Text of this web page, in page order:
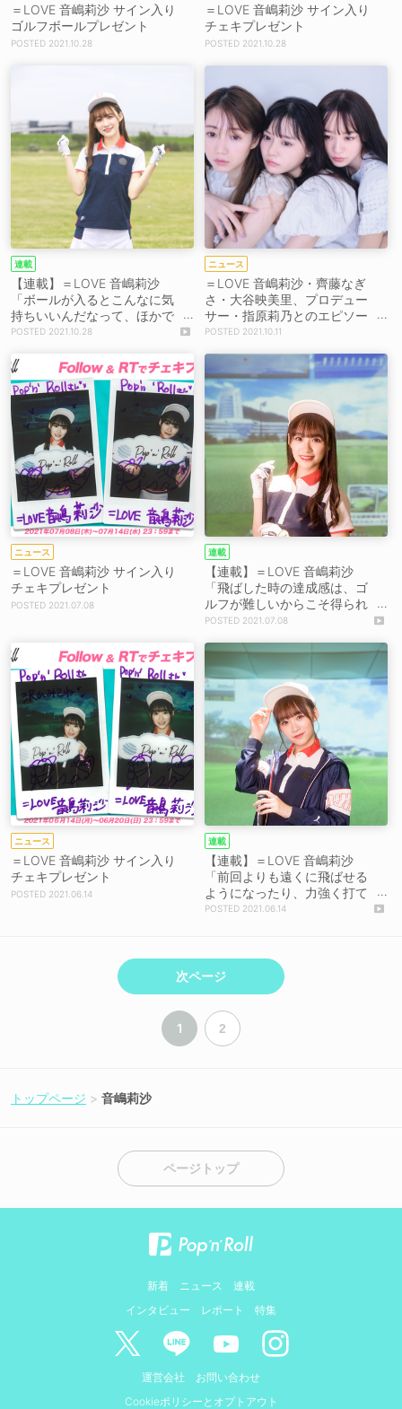
＝LOVE 音嶋莉沙 サイン入り
ゴルフボールプレゼント
2021.10.28
＝LOVE 音嶋莉沙 サイン入り
チェキプレゼント
2021.10.28
連載
【連載】＝LOVE 音嶋莉沙
「ボールが入るとこんなに気
持ちいいんだなって、ほかで
は味わえない喜びがありまし
ュー編
2021.10.28
ニュース
＝LOVE 音嶋莉沙・齊藤なぎ
さ・大谷映美里、プロデュー
サー・指原莉乃とのエピソー
ドを明かす「指原さんのアド
す」『ar』登場
2021.10.11
ニュース
＝LOVE 音嶋莉沙 サイン入り
チェキプレゼント
2021.07.08
連載
【連載】＝LOVE 音嶋莉沙
「飛ばした時の達成感は、ゴ
ルフが難しいからこそ得られ
るもの」シミュレーションコ
2021.07.08
ニュース
＝LOVE 音嶋莉沙 サイン入り
チェキプレゼント
2021.06.14
連載
【連載】＝LOVE 音嶋莉沙
「前回よりも遠くに飛ばせる
ようになったり、力強く打て
るようになったんじゃないか
2021.06.14
次ページ
1 2
トップページ 音嶋莉沙
ページトップ
新着 ニュース
連載
インタビュー
レポート 特集
運営会社
お問い合わせ
Cookieポリシーとオプトアウト